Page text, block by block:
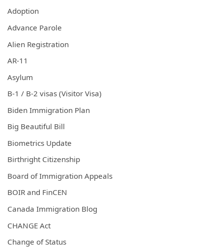
Adoption
Advance Parole
Alien Registration
AR-11
Asylum
B-1 / B-2 visas (Visitor Visa)
Biden Immigration Plan
Big Beautiful Bill
Biometrics Update
Birthright Citizenship
Board of Immigration Appeals
BOIR and FinCEN
Canada Immigration Blog
CHANGE Act
Change of Status